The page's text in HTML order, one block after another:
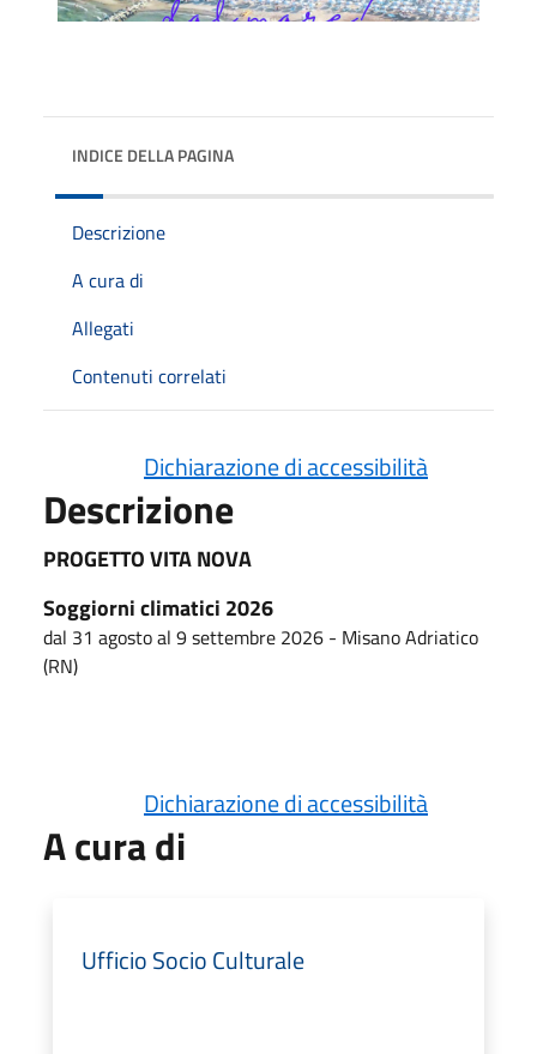
INDICE DELLA PAGINA
Descrizione
A cura di
Allegati
Contenuti correlati
Dichiarazione di accessibilità
Descrizione
PROGETTO VITA NOVA
Soggiorni climatici 2026
dal 31 agosto al 9 settembre 2026 - Misano Adriatico
(RN)
Dichiarazione di accessibilità
A cura di
Ufficio Socio Culturale